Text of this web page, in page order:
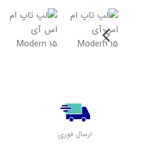
لپ تاپ لنوو (مشاهده همه)
لپ تاپ IdeaPad 3
لپ تاپ IdeaPad 5ارسال فوری